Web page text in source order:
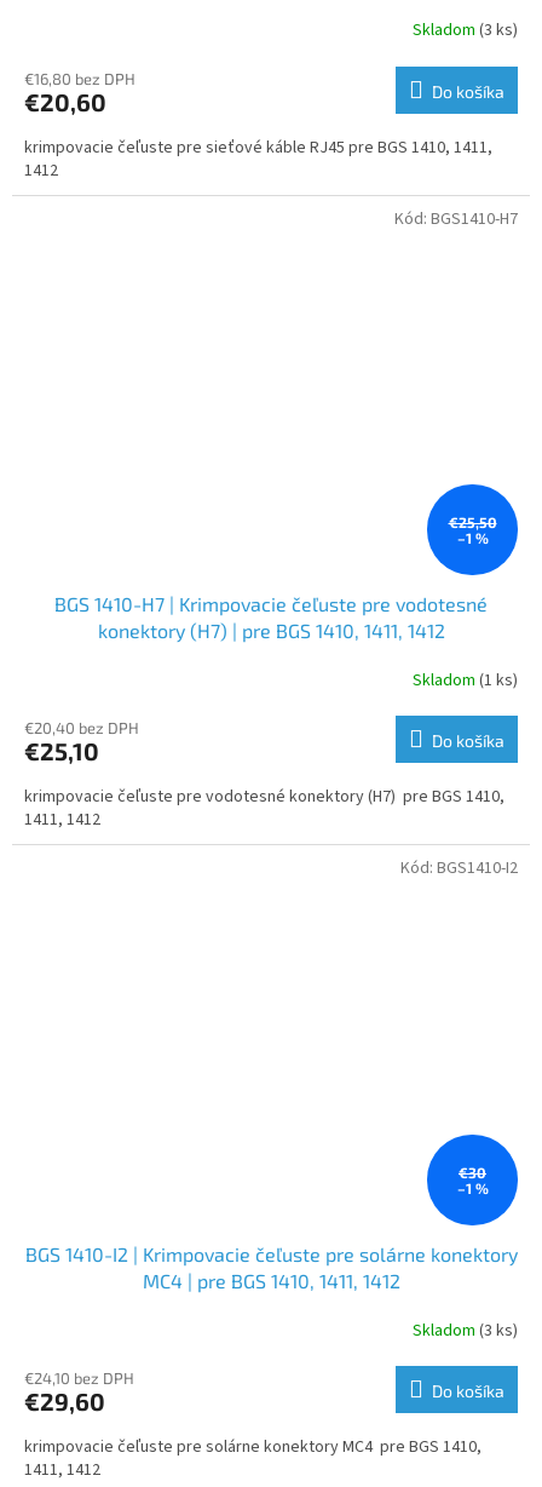
Skladom (3 ks)
€16,80 bez DPH
€20,60 Do košíka
krimpovacie čeľuste pre sieťové káble RJ45 pre BGS 1410, 1411,
1412
€25,50
–1 %
BGS 1410-H7 | Krimpovacie čeľuste pre vodotesné
konektory (H7) | pre BGS 1410, 1411, 1412
Skladom (1 ks)
€20,40 bez DPH
€25,10 Do košíka
krimpovacie čeľuste pre vodotesné konektory (H7) pre BGS 1410,
1411, 1412
Kód: BGS1410-H7
€30
–1 %
BGS 1410-I2 | Krimpovacie čeľuste pre solárne konektory
MC4 | pre BGS 1410, 1411, 1412
Skladom (3 ks)
€24,10 bez DPH
€29,60 Do košíka
krimpovacie čeľuste pre solárne konektory MC4 pre BGS 1410,
1411, 1412
Kód: BGS1410-I2